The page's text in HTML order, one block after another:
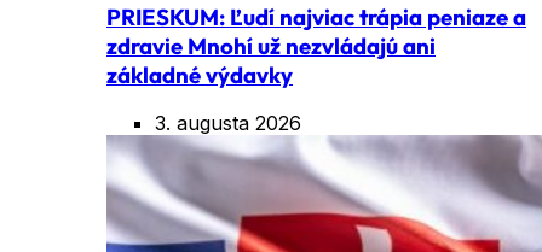
PRIESKUM: Ľudí najviac trápia peniaze a
zdravie Mnohí už nezvládajú ani
základné výdavky
3. augusta 2026